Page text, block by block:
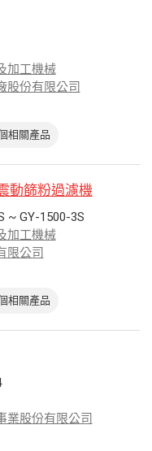
加工機械
股份有限公司
相關產品
動篩粉過濾機
~ GY-1500-3S
加工機械
限公司
相關產品
業股份有限公司